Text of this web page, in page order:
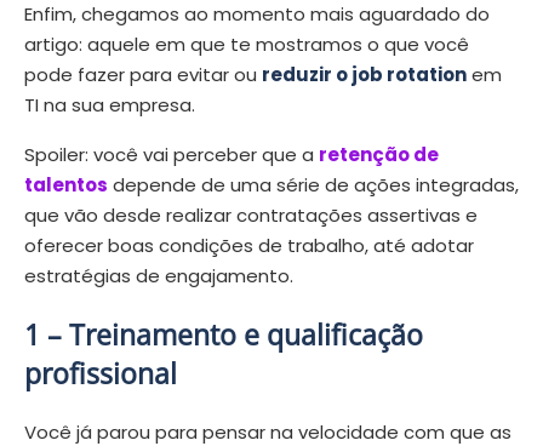
Enfim, chegamos ao momento mais aguardado do
artigo: aquele em que te mostramos o que você
pode fazer para evitar ou reduzir o job rotationem
TI na sua empresa.
Spoiler: você vai perceber que a retenção de
talentos depende de uma série de ações integradas,
que vão desde realizar contratações assertivas e
oferecer boas condições de trabalho, até adotar
estratégias de engajamento.
1 –Treinamento e qualificação
profissional
Você já parou para pensar na velocidade com que as